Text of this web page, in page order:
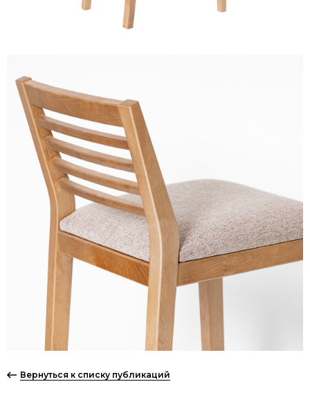
Вернуться к списку публикаций